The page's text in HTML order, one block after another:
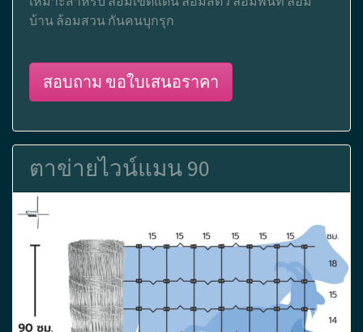
บ้าน ล้อมสวน กันคนบุกรุก
สอบถาม ขอใบเสนอราคา
ตาข่ายไวน์แมน 90